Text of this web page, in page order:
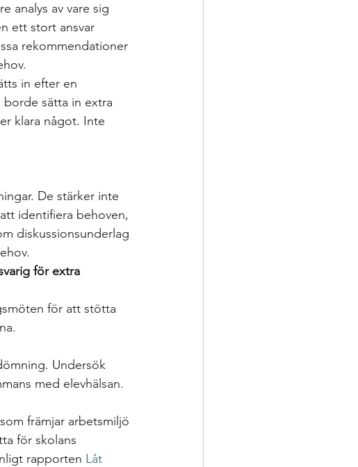
analys av vare sig
ett stort ansvar
rekommendationer
in efter en
sätta in extra
klara något. Inte
identifiera behoven,
diskussionsunderlag
för extra
Undersök
med elevhälsan.
främjar arbetsmiljö
för skolans
rapporten Låt